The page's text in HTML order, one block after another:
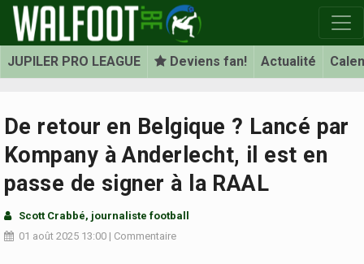
JUPILER PRO LEAGUE Deviens fan! Actualité
De retour en Belgique ? Lancé par
Kompany à Anderlecht, il est en
passe de signer à la RAAL
Scott Crabbé, journaliste football
01 août 2025 13:00 | Commentaire